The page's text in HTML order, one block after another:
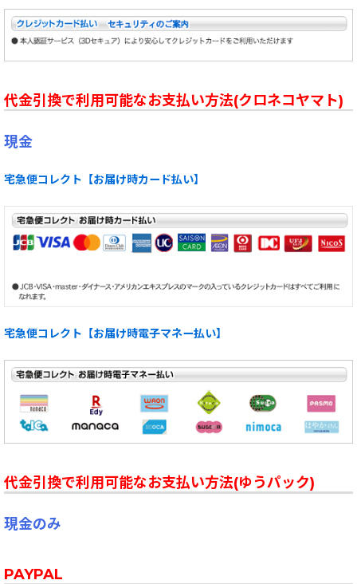
代金引換で利用可能なお支払い方法(クロネコヤマト)
現金
宅急便コレクト【お届け時カード払い】
宅急便コレクト【お届け時電子マネー払い】
代金引換で利用可能なお支払い方法(ゆうパック)
現金のみ
PAYPAL